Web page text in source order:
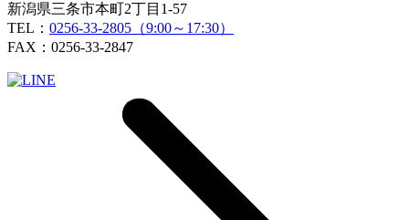
新潟県三条市本町2丁目1-57
TEL： 0256-33-2805（9:00～17:30）
FAX：0256-33-2847